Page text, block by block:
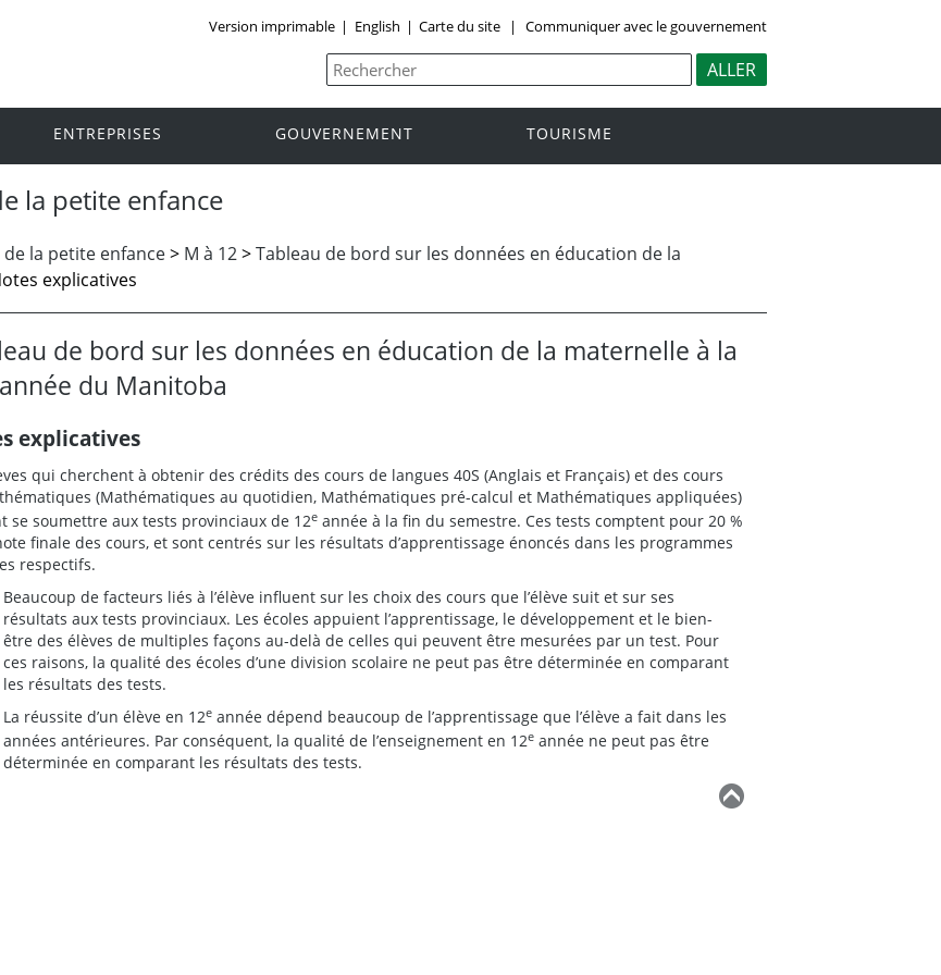
Version imprimable | English | Carte du site | Communiquer avec le gouvernement
ENTREPRISES GOUVERNEMENT TOURISME
la petite enfance
la petite enfance> M à 12>Tableau de bord sur les données en éducation de la
explicatives
de bord sur les données en éducation de la maternelle à la
année du Manitoba
explicatives
qui cherchent à obtenir des crédits des cours de langues 40S (Anglais et Français) et des cours
(Mathématiques au quotidien, Mathématiques pré-calcul et Mathématiques appliquées)
se soumettre aux tests provinciaux de 12e année à la fin du semestre. Ces tests comptent pour 20 %
finale des cours, et sont centrés sur les résultats d’apprentissage énoncés dans les programmes
respectifs.
Beaucoup de facteurs liés à l’élève influent sur les choix des cours que l’élève suit et sur ses
résultats aux tests provinciaux. Les écoles appuient l’apprentissage, le développement et le bien-
être des élèves de multiples façons au-delà de celles qui peuvent être mesurées par un test. Pour
ces raisons, la qualité des écoles d’une division scolaire ne peut pas être déterminée en comparant
les résultats des tests.
La réussite d’un élève en 12e année dépend beaucoup de l’apprentissage que l’élève a fait dans les
années antérieures. Par conséquent, la qualité de l’enseignement en 12e année ne peut pas être
déterminée en comparant les résultats des tests.